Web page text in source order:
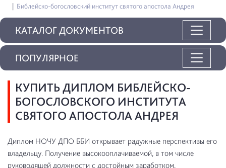
Библейско-богословский институт святого апостола Андрея
КАТАЛОГ ДОКУМЕНТОВ
КУПИТЬ ДИПЛОМ БИБЛЕЙСКО-
БОГОСЛОВСКОГО ИНСТИТУТА
СВЯТОГО АПОСТОЛА АНДРЕЯ
Диплом НОЧУ ДПО ББИ открывает радужные перспективы его
владельцу. Получение высокооплачиваемой, в том числе
руководящей должности с достойным заработком,
ПОПУЛЯРНОЕ